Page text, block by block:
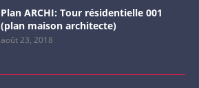
Plan ARCHI: Tour résidentielle 001
(plan maison architecte)
août 23, 2018